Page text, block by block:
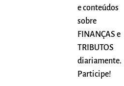
e conteúdos
sobre
FINANÇAS e
TRIBUTOS
diariamente.
Participe!